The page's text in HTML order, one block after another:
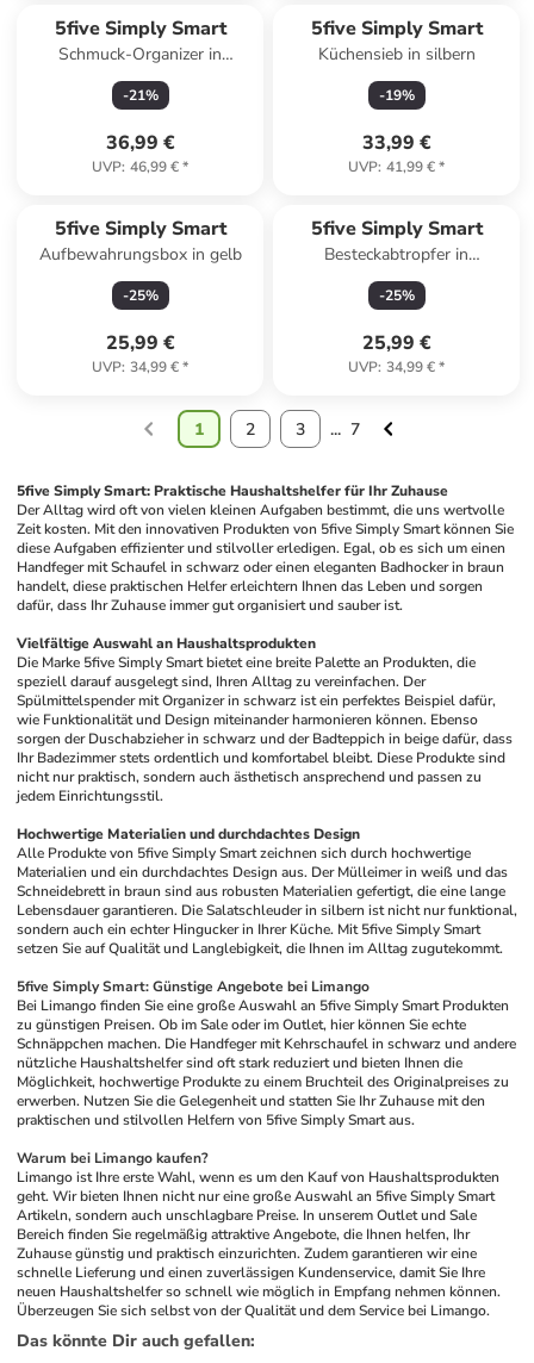
5five Simply Smart
Schmuck-Organizer in
transparent
-21%
36,99 €
UVP: 46,99 €*
5five Simply Smart
Küchensieb in silbern
-19%
33,99 €
UVP: 41,99 €*
5five Simply Smart
Aufbewahrungsbox in gelb
-25%
25,99 €
UVP: 34,99 €*
5five Simply Smart
Besteckabtropfer in
mehrfarben
-25%
25,99 €
UVP: 34,99 €*
1 2 3 ... 7
5five Simply Smart: Praktische Haushaltshelfer für Ihr Zuhause
Der Alltag wird oft von vielen kleinen Aufgaben bestimmt, die uns wertvolle
Zeit kosten. Mit den innovativen Produkten von 5five Simply Smart können Sie
diese Aufgaben effizienter und stilvoller erledigen. Egal, ob es sich um einen
Handfeger mit Schaufel in schwarz oder einen eleganten Badhocker in braun
handelt, diese praktischen Helfer erleichtern Ihnen das Leben und sorgen
dafür, dass Ihr Zuhause immer gut organisiert und sauber ist.
Vielfältige Auswahl an Haushaltsprodukten
Die Marke 5five Simply Smart bietet eine breite Palette an Produkten, die
speziell darauf ausgelegt sind, Ihren Alltag zu vereinfachen. Der
Spülmittelspender mit Organizer in schwarz ist ein perfektes Beispiel dafür,
wie Funktionalität und Design miteinander harmonieren können. Ebenso
sorgen der Duschabzieher in schwarz und der Badteppich in beige dafür, dass
Ihr Badezimmer stets ordentlich und komfortabel bleibt. Diese Produkte sind
nicht nur praktisch, sondern auch ästhetisch ansprechend und passen zu
jedem Einrichtungsstil.
Hochwertige Materialien und durchdachtes Design
Alle Produkte von 5five Simply Smart zeichnen sich durch hochwertige
Materialien und ein durchdachtes Design aus. Der Mülleimer in weiß und das
Schneidebrett in braun sind aus robusten Materialien gefertigt, die eine lange
Lebensdauer garantieren. Die Salatschleuder in silbern ist nicht nur funktional,
sondern auch ein echter Hingucker in Ihrer Küche. Mit 5five Simply Smart
setzen Sie auf Qualität und Langlebigkeit, die Ihnen im Alltag zugutekommt.
5five Simply Smart: Günstige Angebote bei Limango
Bei Limango finden Sie eine große Auswahl an 5five Simply Smart Produkten
zu günstigen Preisen. Ob im Sale oder im Outlet, hier können Sie echte
Schnäppchen machen. Die Handfeger mit Kehrschaufel in schwarz und andere
nützliche Haushaltshelfer sind oft stark reduziert und bieten Ihnen die
Möglichkeit, hochwertige Produkte zu einem Bruchteil des Originalpreises zu
erwerben. Nutzen Sie die Gelegenheit und statten Sie Ihr Zuhause mit den
praktischen und stilvollen Helfern von 5five Simply Smart aus.
Warum bei Limango kaufen?
Limango ist Ihre erste Wahl, wenn es um den Kauf von Haushaltsprodukten
geht. Wir bieten Ihnen nicht nur eine große Auswahl an 5five Simply Smart
Artikeln, sondern auch unschlagbare Preise. In unserem Outlet und Sale
Bereich finden Sie regelmäßig attraktive Angebote, die Ihnen helfen, Ihr
Zuhause günstig und praktisch einzurichten. Zudem garantieren wir eine
schnelle Lieferung und einen zuverlässigen Kundenservice, damit Sie Ihre
neuen Haushaltshelfer so schnell wie möglich in Empfang nehmen können.
Überzeugen Sie sich selbst von der Qualität und dem Service bei Limango.
Das könnte Dir auch gefallen: